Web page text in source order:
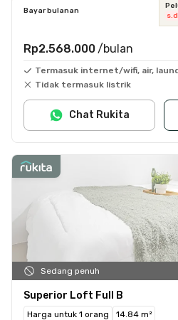
Bayar bulanan
Rp2.568.000 /bulan
Termasuk internet/wifi, air,
Tidak termasuk listrik
Chat Rukita
Sedang penuh
Superior Loft Full B
Harga untuk 1 orang
14.84 m²